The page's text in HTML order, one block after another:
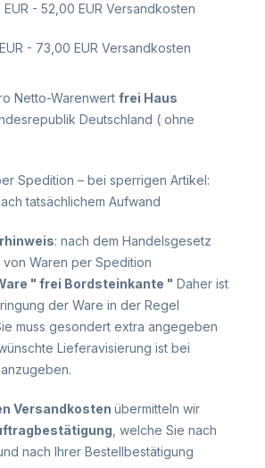
- 52,00 EUR Versandkosten
- 73,00 EUR Versandkosten
Netto-Warenwert frei Haus
Deutschland ( ohne
Spedition – bei sperrigen Artikel:
tatsächlichem Aufwand
: nach dem Handelsgesetz
Waren per Spedition
" frei Bordsteinkante " Daher ist
der Ware in der Regel
muss gesondert extra angegeben
Lieferavisierung ist bei
Versandkosten übermitteln wir
, welche Sie nach
nach Ihrer Bestellbestätigung